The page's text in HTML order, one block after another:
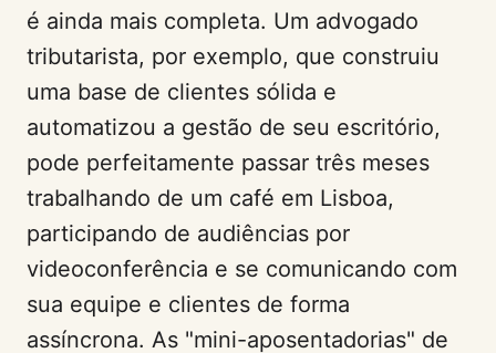
é ainda mais completa. Um advogado
tributarista, por exemplo, que construiu
uma base de clientes sólida e
automatizou a gestão de seu escritório,
pode perfeitamente passar três meses
trabalhando de um café em Lisboa,
participando de audiências por
videoconferência e se comunicando com
sua equipe e clientes de forma
assíncrona. As "mini-aposentadorias" de